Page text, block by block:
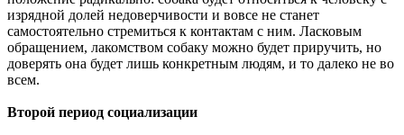
изрядной долей недоверчивости и вовсе не станет
самостоятельно стремиться к контактам с ним. Ласковым
обращением, лакомством собаку можно будет приручить, но
доверять она будет лишь конкретным людям, и то далеко не во
всем.
Второй период социализации